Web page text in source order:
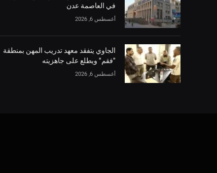
في العاصمة عدن
أغسطس 6, 2026
الجاوي يتفقد معهد تدريب المهن بمنطقة
"فقم" ويطلع على جاهزيته
أغسطس 6, 2026